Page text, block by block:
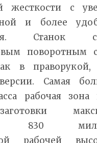
жесткости с
и более
поворотным
в
Самая
рабочая зона
830
рабочей